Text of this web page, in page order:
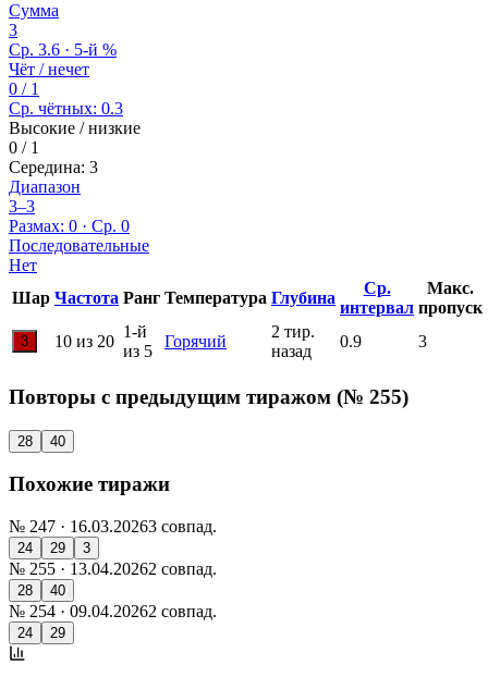
Сумма
3
Ср. 3.6 · 5-й %
Чёт / нечет
0 / 1
Ср. чётных: 0.3
Высокие / низкие
0 / 1
Середина: 3
Диапазон
3–3
Размах: 0 · Ср. 0
Последовательные
Нет
Шар Частота Ранг Температура Глубина
Ср.
интервал
Макс.
пропуск
3 10 из 20
1-й
из 5
Горячий
2 тир.
назад
0.9 3
Повторы с предыдущим тиражом (№ 255)
28 40
Похожие тиражи
№ 247 · 16.03.20263 совпад.
24 29 3
№ 255 · 13.04.20262 совпад.
28 40
№ 254 · 09.04.20262 совпад.
24 29